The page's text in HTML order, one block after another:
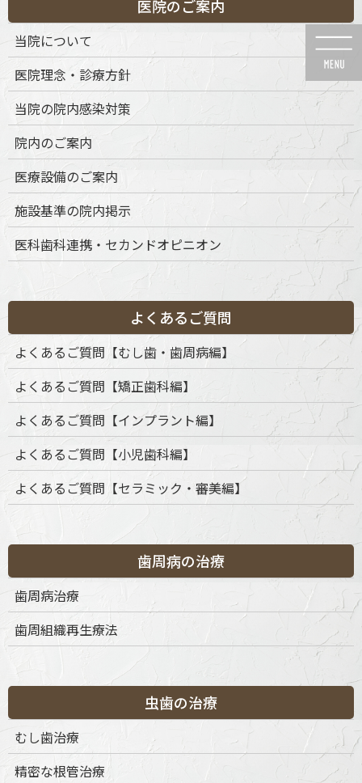
ン
ン
に
動
ビ
ー
ョ
に
動
News
HOME News 精密な根管治療 endo
カ
テ
医院のご案内
当院について
医院理念・診療方針
当院の院内感染対策
院内のご案内
医療設備のご案内
施設基準の院内掲示
医科歯科連携・セカンドオピニオン
よくあるご質問
よくあるご質問【むし歯・歯周病編】
よくあるご質問【矯正歯科編】
よくあるご質問【インプラント編】
よくあるご質問【小児歯科編】
よくあるご質問【セラミック・審美編】
歯周病の治療
歯周病治療
歯周組織再生療法
虫歯の治療
むし歯治療
精密な根管治療